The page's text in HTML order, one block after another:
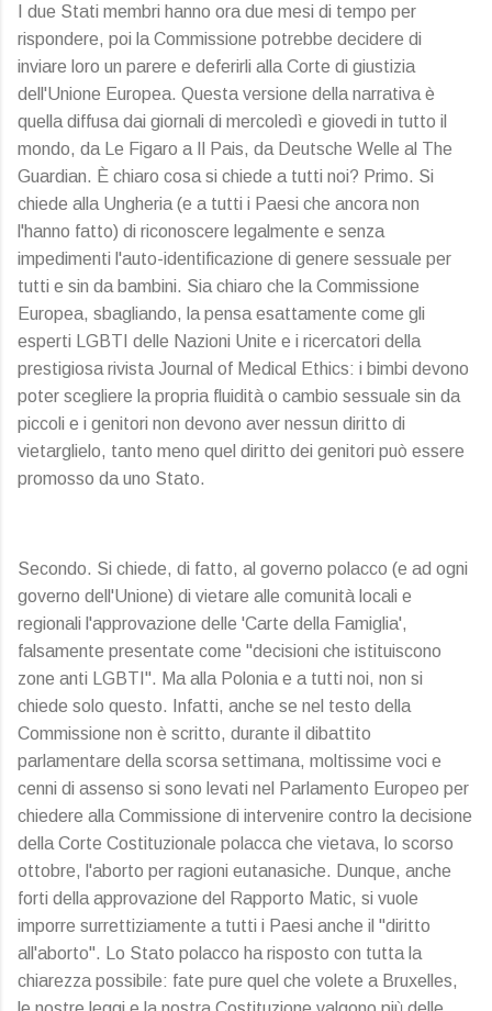
I due Stati membri hanno ora due mesi di tempo per
rispondere, poi la Commissione potrebbe decidere di
inviare loro un parere e deferirli alla Corte di giustizia
dell'Unione Europea. Questa versione della narrativa è
quella diffusa dai giornali di mercoledì e giovedi in tutto il
mondo, da Le Figaro a Il Pais, da Deutsche Welle al The
Guardian. È chiaro cosa si chiede a tutti noi? Primo. Si
chiede alla Ungheria (e a tutti i Paesi che ancora non
l'hanno fatto) di riconoscere legalmente e senza
impedimenti l'auto-identificazione di genere sessuale per
tutti e sin da bambini. Sia chiaro che la Commissione
Europea, sbagliando, la pensa esattamente come gli
esperti LGBTI delle Nazioni Unite e i ricercatori della
prestigiosa rivista Journal of Medical Ethics: i bimbi devono
poter scegliere la propria fluidità o cambio sessuale sin da
piccoli e i genitori non devono aver nessun diritto di
vietarglielo, tanto meno quel diritto dei genitori può essere
promosso da uno Stato.
Secondo. Si chiede, di fatto, al governo polacco (e ad ogni
governo dell'Unione) di vietare alle comunità locali e
regionali l'approvazione delle 'Carte della Famiglia',
falsamente presentate come "decisioni che istituiscono
zone anti LGBTI". Ma alla Polonia e a tutti noi, non si
chiede solo questo. Infatti, anche se nel testo della
Commissione non è scritto, durante il dibattito
parlamentare della scorsa settimana, moltissime voci e
cenni di assenso si sono levati nel Parlamento Europeo per
chiedere alla Commissione di intervenire contro la decisione
della Corte Costituzionale polacca che vietava, lo scorso
ottobre, l'aborto per ragioni eutanasiche. Dunque, anche
forti della approvazione del Rapporto Matic, si vuole
imporre surrettiziamente a tutti i Paesi anche il "diritto
all'aborto". Lo Stato polacco ha risposto con tutta la
chiarezza possibile: fate pure quel che volete a Bruxelles,